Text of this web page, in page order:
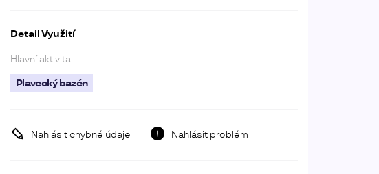
Detail Využití
Hlavní aktivita
Plavecký bazén
Nahlásit chybné údaje Nahlásit problém